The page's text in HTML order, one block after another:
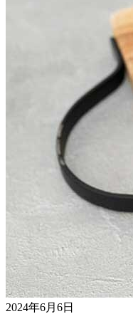
2024年6月6日